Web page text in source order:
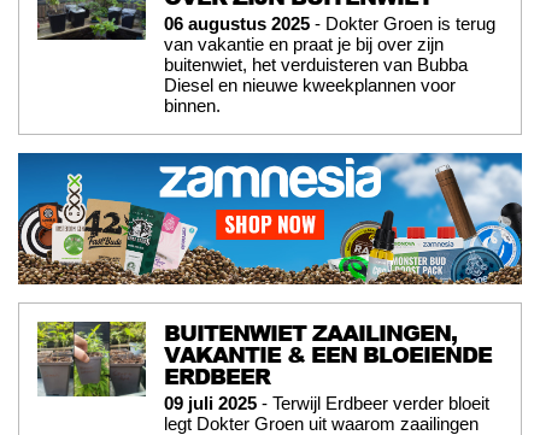
06 augustus 2025 - Dokter Groen is terug
van vakantie en praat je bij over zijn
buitenwiet, het verduisteren van Bubba
Diesel en nieuwe kweekplannen voor
binnen.
BUITENWIET ZAAILINGEN,
VAKANTIE & EEN BLOEIENDE
ERDBEER
09 juli 2025 - Terwijl Erdbeer verder bloeit
legt Dokter Groen uit waarom zaailingen